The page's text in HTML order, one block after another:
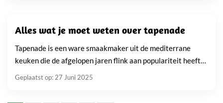
Alles wat je moet weten over tapenade
Tapenade is een ware smaakmaker uit de mediterrane
keuken die de afgelopen jaren flink aan populariteit heeft
gewonnen. Wie eenmaal heeft geproefd van deze rijke...
Geplaatst op: 27 Juni 2025